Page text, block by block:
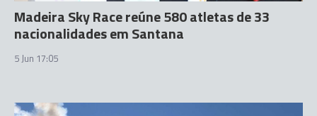
Madeira Sky Race reúne 580 atletas de 33
nacionalidades em Santana
5 Jun 17:05